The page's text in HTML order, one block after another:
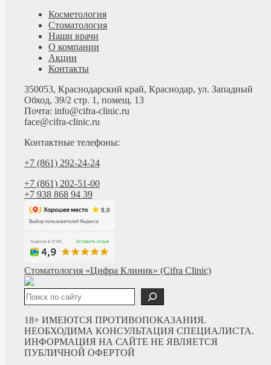
Косметология
Стоматология
Наши врачи
О компании
Акции
Контакты
350053, Краснодарский край, Краснодар, ул. Западный
Обход, 39/2 стр. 1, помещ. 13
Почта: info@cifra-clinic.ru
face@cifra-clinic.ru
Контактные телефоны:
+7 (861) 292-24-24
+7 (861) 202-51-00
+7 938 868 94 39
Стоматология «Цифра Клиник» (Cifra Clinic)
Поиск
18+ ИМЕЮТСЯ ПРОТИВОПОКАЗАНИЯ.
НЕОБХОДИМА КОНСУЛЬТАЦИЯ СПЕЦИАЛИСТА.
ИНФОРМАЦИЯ НА САЙТЕ НЕ ЯВЛЯЕТСЯ
ПУБЛИЧНОЙ ОФЕРТОЙ